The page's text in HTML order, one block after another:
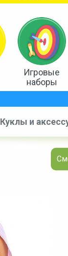
Игровые
наборы
Куклы и